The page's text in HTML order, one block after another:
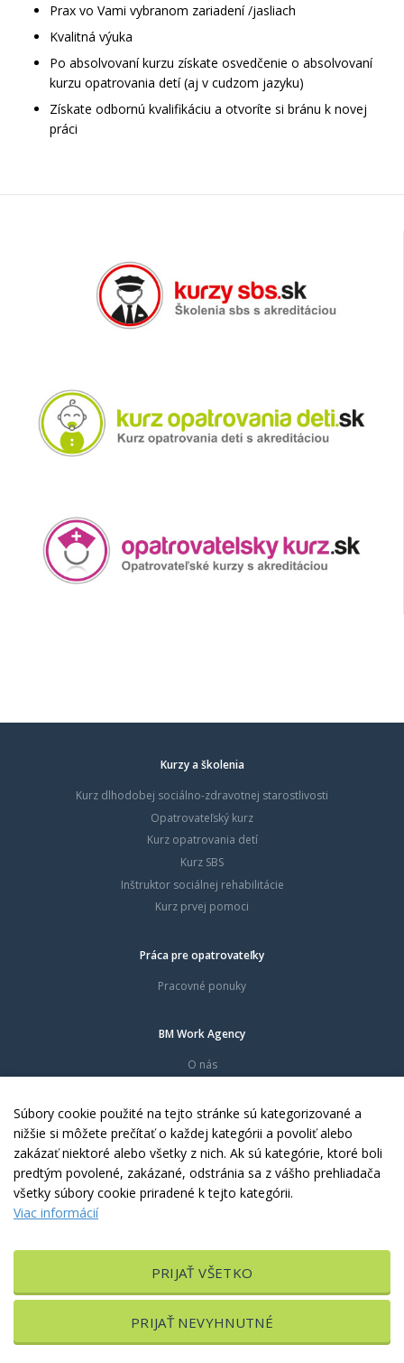
Prax vo Vami vybranom zariadení /jasliach
Kvalitná výuka
Po absolvovaní kurzu získate osvedčenie o absolvovaní
kurzu opatrovania detí (aj v cudzom jazyku)
Získate odbornú kvalifikáciu a otvoríte si bránu k novej
práci
Kurzy a školenia
Kurz dlhodobej sociálno-zdravotnej starostlivosti
Opatrovateľský kurz
Kurz opatrovania detí
Kurz SBS
Inštruktor sociálnej rehabilitácie
Kurz prvej pomoci
Práca pre opatrovateľky
Pracovné ponuky
BM Work Agency
O nás
Dokumenty
Kontakty
Copyright © 2010 - 2026 BM Work Agency, s.r.o. Všetky práva vyhradené.
Súbory cookie použité na tejto stránke sú kategorizované a
nižšie si môžete prečítať o každej kategórii a povoliť alebo
zakázať niektoré alebo všetky z nich. Ak sú kategórie, ktoré boli
predtým povolené, zakázané, odstránia sa z vášho prehliadača
všetky súbory cookie priradené k tejto kategórii.
Viac informácií
PRIJAŤ VŠETKO
PRIJAŤ NEVYHNUTNÉ